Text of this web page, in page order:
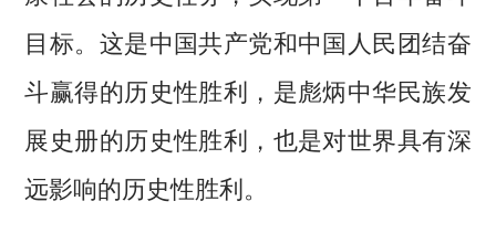
目标。这是中国共产党和中国人民团结奋
斗赢得的历史性胜利，是彪炳中华民族发
展史册的历史性胜利，也是对世界具有深
远影响的历史性胜利。